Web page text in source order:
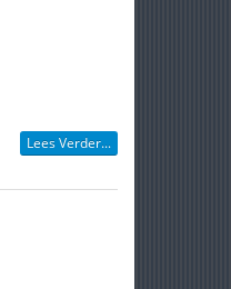
Lees Verder...